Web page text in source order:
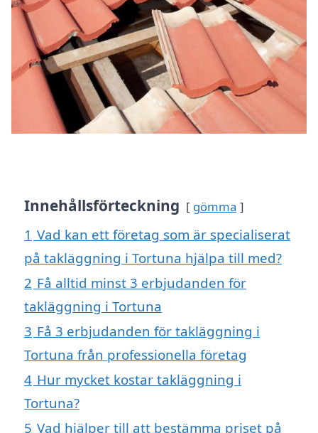
Innehållsförteckning gömma
1 Vad kan ett företag som är specialiserat
på takläggning i Tortuna hjälpa till med?
2 Få alltid minst 3 erbjudanden för
takläggning i Tortuna
3 Få 3 erbjudanden för takläggning i
Tortuna från professionella företag
4 Hur mycket kostar takläggning i
Tortuna?
5 Vad hjälper till att bestämma priset på